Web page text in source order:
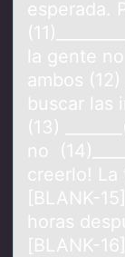
esperada.
la gente
ambos (12)
buscar las
(13)
no
creerlo! La
[BLANK-
horas
[BLANK-